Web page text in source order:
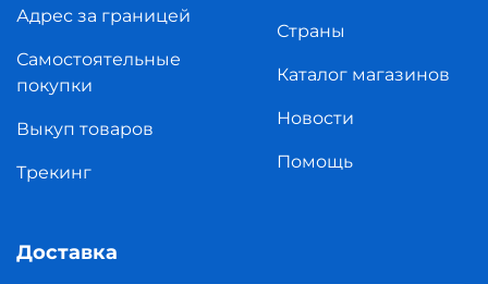
Адрес за границей
Самостоятельные
покупки
Выкуп товаров
Трекинг
Страны
Каталог магазинов
Новости
Помощь
Доставка